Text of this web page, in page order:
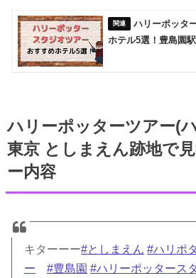
ハリーポッタ
ホテル5選！豊島園
ハリーポッターツアー(
東京 としまえん跡地で
ー内容
キターーー#としまえん #ハリポタ
ー
#豊島園 #ハリーポッタース